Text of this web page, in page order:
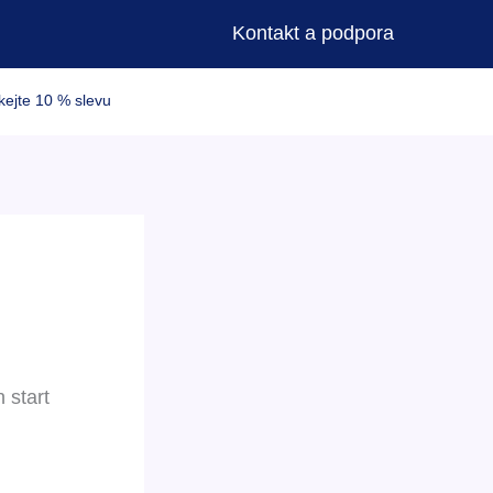
Kontakt a podpora
10 % slevu
start